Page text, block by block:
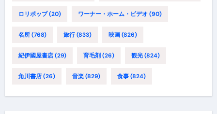
ロリポップ(20) ワーナー・ホーム・ビデオ (90)
名所(768) 旅行(833) 映画(826)
紀伊國屋書店(29) 育毛剤 (26) 観光(824)
角川書店(26) 音楽(829) 食事(824)